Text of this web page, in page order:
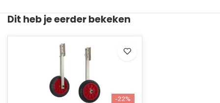
Dit heb je eerder bekeken
-22%